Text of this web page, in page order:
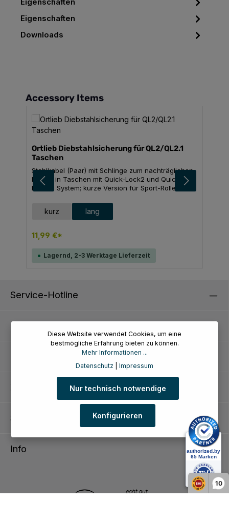
10
Eigenschaften
Eigenschaften
Downloads
Produktgalerie überspringen
Accessory Items
Ortlieb Diebstahlsicherung für QL2/QL2.1
Taschen
Stahlkabel (Paar) mit Schlinge zum nachträglichen
Einbau in Taschen mit Quick-Lock2 und Quick-
Lock2.1 System; kurze Version für Sport-Roller,
Biker; lange Version für Back-Roller, Bike-
Packer, Bike-Tourer, Velo-Shopper, Office-Bag,
Downtown Two, Commuter-Bag Two Urban, Bike-
Shopper und Recumbent-Bag; separates Schloss
(z.B. Bügelschloss oder Vorhängeschloss)
zusätzlich notwendig. Technische Daten Breite: 21
cmGewicht: 2 x 7,5 g Breite: 25 cmGewicht: 2 x 8,5
Größe auswählen
kurz lang
11,99 €*
Lagernd, 2-3 Werktage Lieferzeit
Service-Hotline
Kundenservice
Zahlungsarten
Siegel
Info
Diese Website verwendet Cookies, um eine
bestmögliche Erfahrung bieten zu können.
Mehr Informationen ...
Datenschutz
Impressum
Nur technisch notwendige
Konfigurieren